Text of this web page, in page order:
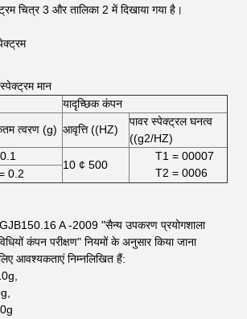
चित्र 3 और तालिका 2 में दिखाया गया है।
मान
यादृच्छिक कंपन
त्वरण (g) आवृत्ति ((HZ)
पावर स्पेक्ट्रल घनत्व
((g2/HZ)
10 ¢ 500
T1 = 00007
T2 = 0006
0.2
GJB150.16 A -2009 "सैन्य उपकरण प्रयोगशाला
कंपन परीक्षण" नियमों के अनुसार किया जाना
आवश्यकताएं निम्नलिखित हैं: